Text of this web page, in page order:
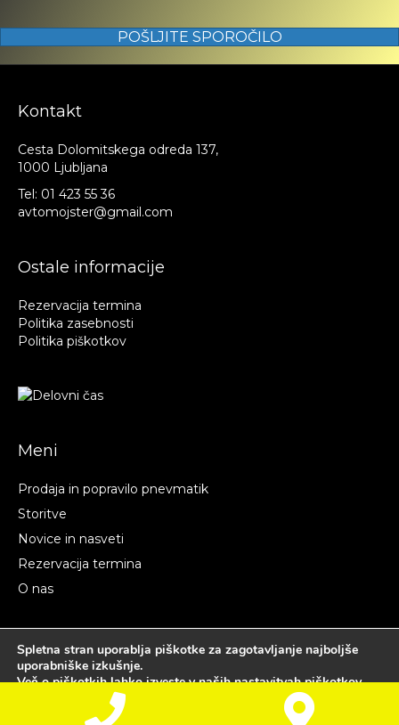
POŠLJITE SPOROČILO
Kontakt
Cesta Dolomitskega odreda 137,
1000 Ljubljana
Tel: 01 423 55 36
avtomojster@gmail.com
Ostale informacije
Rezervacija termina
Politika zasebnosti
Politika piškotkov
Meni
Prodaja in popravilo pnevmatik
Storitve
Novice in nasveti
Rezervacija termina
O nas
© 2019-23 PRODAJA IN POPRAVILO PNEVMATIK AVTOMOJSTER |
Acenta Builder
Spletna stran uporablja piškotke za zagotavljanje najboljše
uporabniške izkušnje.
Več o piškotkih lahko izveste v našihnastavitvah piškotkov.